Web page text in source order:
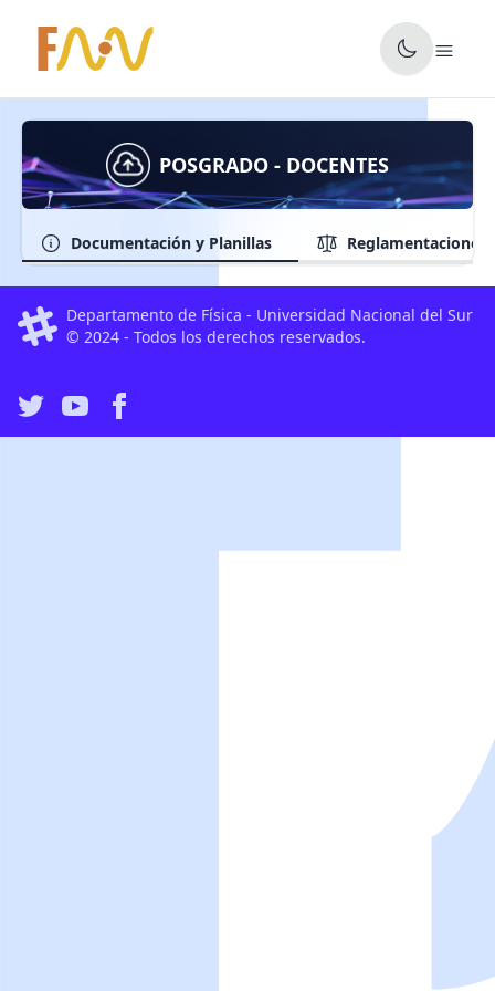
POSGRADO - DOCENTES
Documentación y Planillas Reglamentaciones
Departamento de Física - Universidad Nacional del Sur
© 2024 - Todos los derechos reservados.
✕